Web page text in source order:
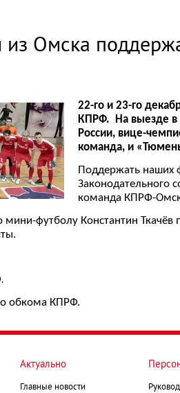
из Омска
22-го и 23-го
КПРФ. На выезде в
России, вице-
команда, и
Поддержать наших
Законодательного
команда КПРФ-
футболу Константин Ткачёв
обкома КПРФ.
Актуально
Главные новости